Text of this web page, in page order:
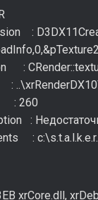
:
:
: 260
:
:
xrCore.dll,